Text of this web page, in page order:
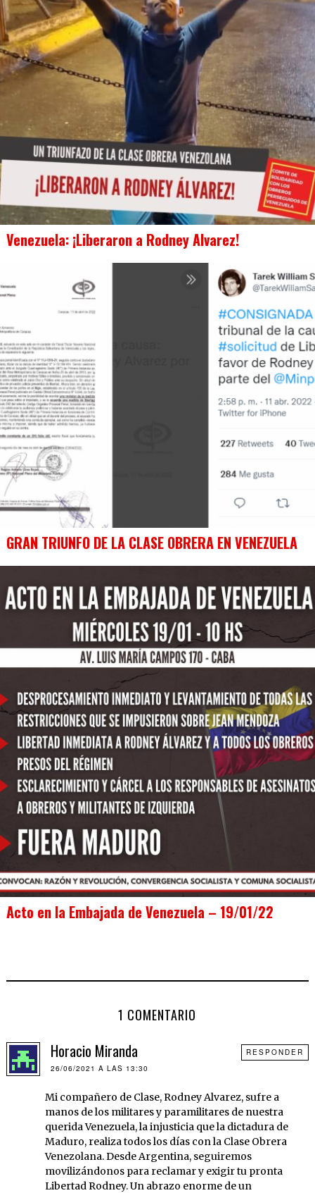
Venezuela: ¡Liberaron a Rodney Alvarez!
GRAN TRIUNFO DE LA CLASE OBRERA EN VENEZUELA
Acto en la Embajada de Venezuela – 19/01/22
1 COMENTARIO
Horacio Miranda
26/06/2021 A LAS 13:30
Mi compañero de Clase, Rodney Alvarez, sufre a
manos de los militares y paramilitares de nuestra
querida Venezuela, la injusticia que la dictadura de
Maduro, realiza todos los días con la Clase Obrera
Venezolana. Desde Argentina, seguiremos
movilizándonos para reclamar y exigir tu pronta
Libertad Rodney. Un abrazo enorme de un
RESPONDER